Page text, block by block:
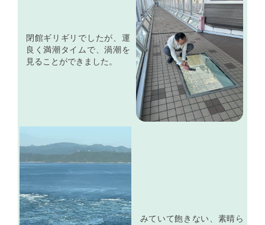
閉館ギリギリでしたが、運
良く満潮タイムで、渦潮を
見ることができました。
みていて飽きない、素晴ら